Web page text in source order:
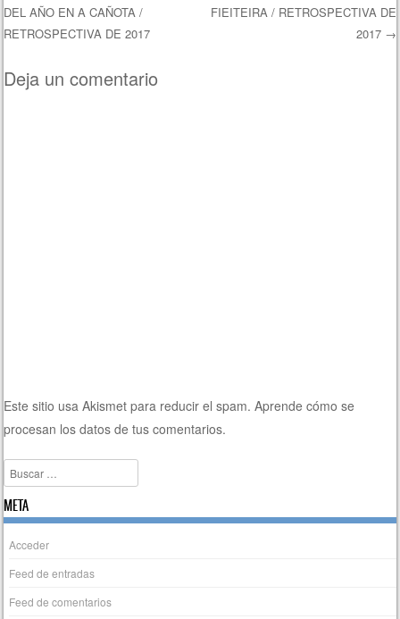
Navegación de entradas
DEL AÑO EN A CAÑOTA /
RETROSPECTIVA DE 2017
FIEITEIRA / RETROSPECTIVA DE
2017 →
Deja un comentario
Este sitio usa Akismet para reducir el spam.Aprende cómo se
procesan los datos de tus comentarios.
Buscar
META
Acceder
Feed de entradas
Feed de comentarios